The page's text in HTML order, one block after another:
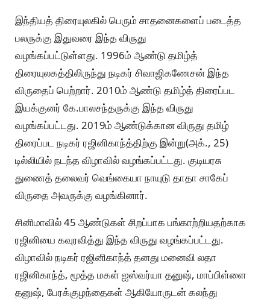
இந்தியத் திரையுலகில் பெரும் சாதனைகளைப் படைத்த
பலருக்கு இதுவரை இந்த விருது
வழங்கப்பட்டுள்ளது. 1996ம் ஆண்டு தமிழ்த்
திரையுலகத்திலிருந்து நடிகர் சிவாஜிகணேசன் இந்த
விருதைப் பெற்றார். 2010ம் ஆண்டு தமிழ்த் திரைப்பட
இயக்குனர் கே.பாலசந்தருக்கு இந்த விருது
வழங்கப்பட்டது. 2019ம் ஆண்டுக்கான விருது தமிழ்
திரைப்பட நடிகர் ரஜினிகாந்த்திற்கு இன்று(அக்., 25)
டில்லியில் நடந்த விழாவில் வழங்கப்பட்டது. குடியரசு
துணைத் தலைவர் வெங்கையா நாயுடு தாதா சாகேப்
விருதை அவருக்கு வழங்கினார்.
சினிமாவில் 45 ஆண்டுகள் சிறப்பாக பங்காற்றியதற்காக
ரஜினியை கவுரவித்து இந்த விருது வழங்கப்பட்டது.
விழாவில் நடிகர் ரஜினிகாந்த் தனது மனைவி லதா
ரஜினிகாந்த், மூத்த மகள் ஐஸ்வர்யா தனுஷ், மாப்பிள்ளை
தனுஷ், பேரக்குழந்தைகள் ஆகியோருடன் கலந்து